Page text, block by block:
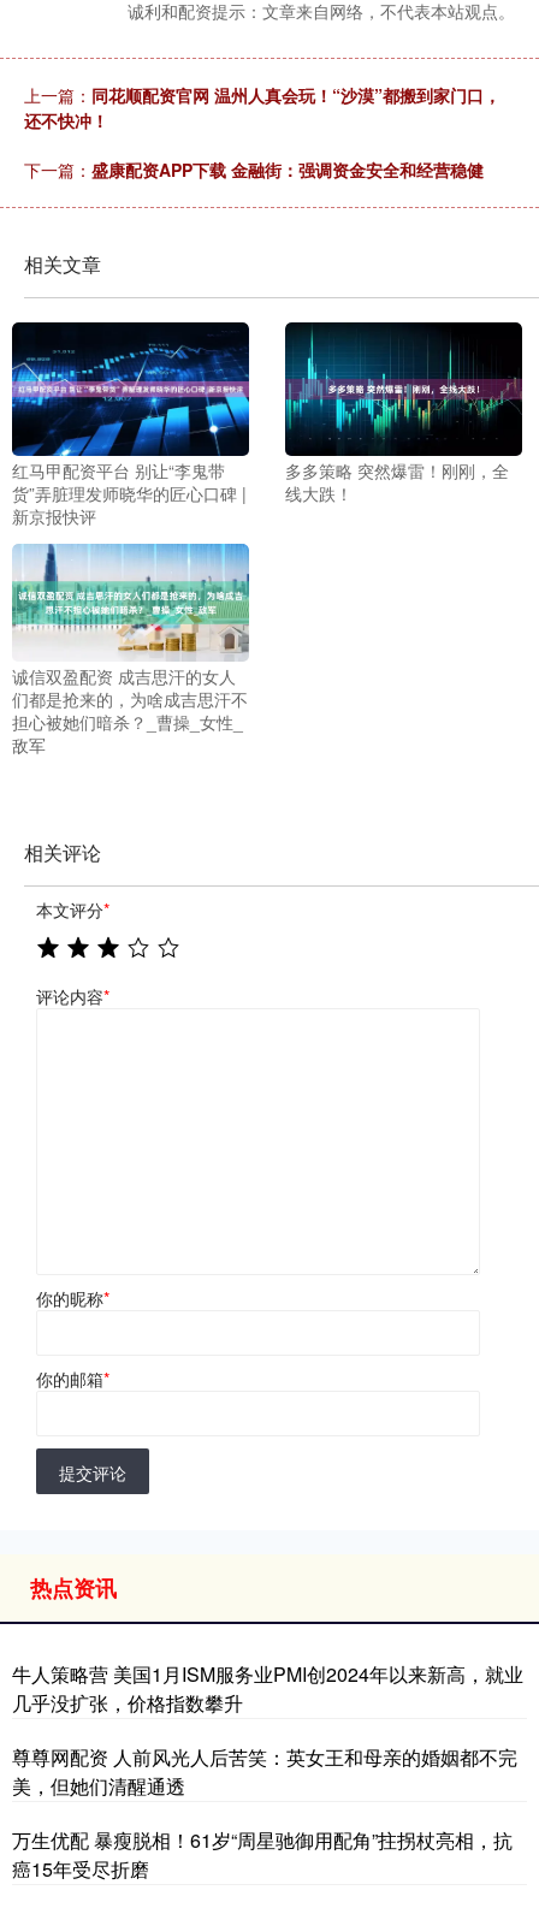
诚利和配资提示：文章来自网络，不代表本站观点。
上一篇： 同花顺配资官网 温州人真会玩！“沙漠”都搬到家门口，
还不快冲！
下一篇： 盛康配资APP下载 金融街：强调资金安全和经营稳健
相关文章
红马甲配资平台 别让“李鬼带
货”弄脏理发师晓华的匠心口碑 |
新京报快评
多多策略 突然爆雷！刚刚，全
线大跌！
诚信双盈配资 成吉思汗的女人
们都是抢来的，为啥成吉思汗不
担心被她们暗杀？_曹操_女性_
敌军
相关评论
本文评分*
评论内容*
你的昵称*
你的邮箱*
提交评论
热点资讯
牛人策略营 美国1月ISM服务业PMI创2024年以来新高，就业
几乎没扩张，价格指数攀升
尊尊网配资 人前风光人后苦笑：英女王和母亲的婚姻都不完
美，但她们清醒通透
万生优配 暴瘦脱相！61岁“周星驰御用配角”拄拐杖亮相，抗
癌15年受尽折磨